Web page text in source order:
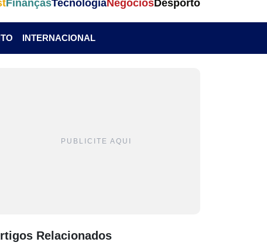
FinançasTecnologiaNegóciosDesporto
INTERNACIONAL
PUBLICITE AQUI
Relacionados